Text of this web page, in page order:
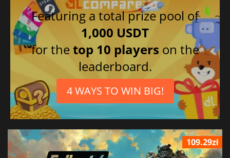
Featuring a total prize pool of
1,000 USDT
for thetop 10 players on the
leaderboard.
4 WAYS TO WIN BIG!
109.29zł